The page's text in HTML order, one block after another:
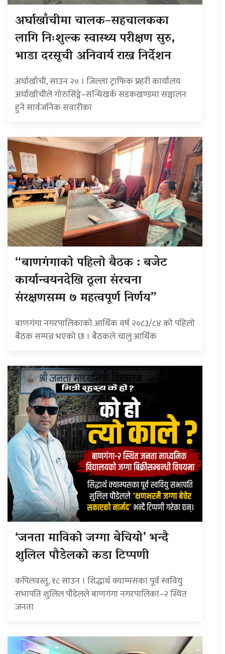
अर्घाखाँचीमा चालक–सहचालकका
लागि निःशुल्क स्वास्थ्य परीक्षण सुरु,
भाडा दरसूची अनिवार्य राख्न निर्देशन
अर्घाखाँची, साउन २० । जिल्ला ट्राफिक प्रहरी कार्यालय
अर्घाखाँचीले गोरुसिङ्गे–सन्धिखर्क सडकखण्डमा सञ्चालन
हुने सार्वजनिक सवारीका
“बाणगंगाको पहिलो बैठक : बजेट
कार्यान्वयनदेखि ठूला संरचना
संरक्षणसम्म ७ महत्वपूर्ण निर्णय”
बाणगंगा नगरपालिकाको आर्थिक वर्ष २०८३/८४ को पहिलो
बैठक सम्पन्न भएको छ । बैठकले चालु आर्थिक
‘जनता माविको जग्गा बेचियो’ भन्दै
शुलिल पौडेलको कडा टिप्पणी
कपिलवस्तु, १८ साउन । शिद्धार्थ क्याम्पसका पूर्व स्ववियु
सभापति शुलिल पौडेलले बाणगंगा नगरपालिका–२ स्थित
जनता